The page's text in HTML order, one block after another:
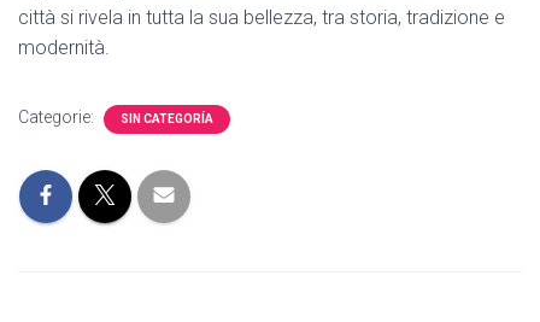
città si rivela in tutta la sua bellezza, tra storia, tradizione e
modernità.
Categorie: SIN CATEGORÍA